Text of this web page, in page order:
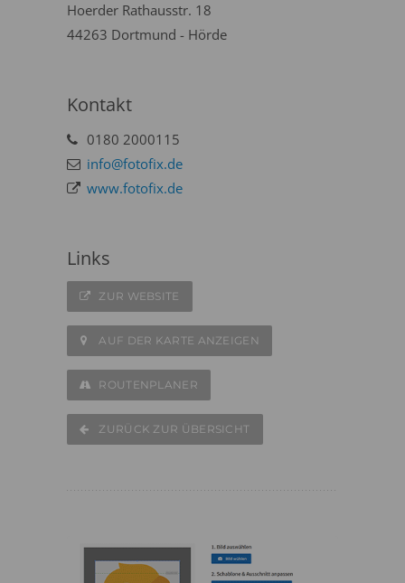
Hoerder Rathausstr. 18
44263 Dortmund - Hörde
Kontakt
0180 2000115
info@fotofix.de
www.fotofix.de
Links
ZUR WEBSITE
AUF DER KARTE ANZEIGEN
ROUTENPLANER
ZURÜCK ZUR ÜBERSICHT